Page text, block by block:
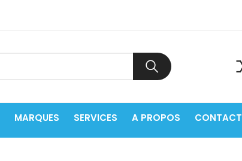
MARQUES SERVICES A PROPOS CONTACT